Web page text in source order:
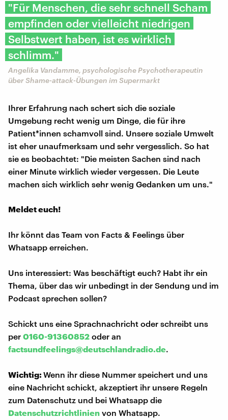
"Für Menschen, die sehr schnell Scham
empfinden oder vielleicht niedrigen
Selbstwert haben, ist es wirklich
schlimm."
Angelika Vandamme, psychologische Psychotherapeutin
über Shame-attack-Übungen im Supermarkt
Ihrer Erfahrung nach schert sich die soziale
Umgebung recht wenig um Dinge, die für ihre
Patient*innen schamvoll sind. Unsere soziale Umwelt
ist eher unaufmerksam und sehr vergesslich. So hat
sie es beobachtet: "Die meisten Sachen sind nach
einer Minute wirklich wieder vergessen. Die Leute
machen sich wirklich sehr wenig Gedanken um uns."
Meldet euch!
Ihr könnt das Team von Facts & Feelings über
Whatsapp erreichen.
Uns interessiert: Was beschäftigt euch? Habt ihr ein
Thema, über das wir unbedingt in der Sendung und im
Podcast sprechen sollen?
Schickt uns eine Sprachnachricht oder schreibt uns
per 0160-91360852 oder an
factsundfeelings@deutschlandradio.de.
Wichtig:Wenn ihr diese Nummer speichert und uns
eine Nachricht schickt, akzeptiert ihr unsere Regeln
zum Datenschutz und bei Whatsapp die
Datenschutzrichtlinien von Whatsapp.